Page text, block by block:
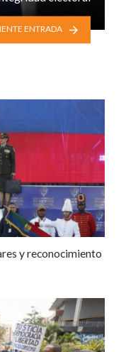
ENTRADA
y reconocimiento